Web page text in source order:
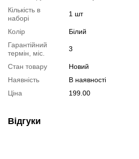
Кількість в
наборі
1 шт
Колір
Білий
Гарантійний
термін, міс.
3
Стан товару
Новий
Наявність
В наявності
Ціна
199.00
Відгуки